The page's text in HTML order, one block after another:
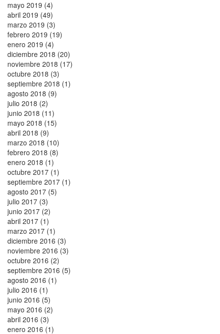
mayo 2019 (4)
abril 2019 (49)
marzo 2019 (3)
febrero 2019 (19)
enero 2019 (4)
diciembre 2018 (20)
noviembre 2018 (17)
octubre 2018 (3)
septiembre 2018 (1)
agosto 2018 (9)
julio 2018 (2)
junio 2018 (11)
mayo 2018 (15)
abril 2018 (9)
marzo 2018 (10)
febrero 2018 (8)
enero 2018 (1)
octubre 2017 (1)
septiembre 2017 (1)
agosto 2017 (5)
julio 2017 (3)
junio 2017 (2)
abril 2017 (1)
marzo 2017 (1)
diciembre 2016 (3)
noviembre 2016 (3)
octubre 2016 (2)
septiembre 2016 (5)
agosto 2016 (1)
julio 2016 (1)
junio 2016 (5)
mayo 2016 (2)
abril 2016 (3)
enero 2016 (1)